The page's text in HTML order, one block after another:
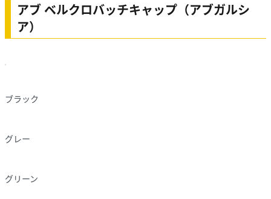
アブ ベルクロバッチキャップ（アブガルシ
ア）
ブラック
グレー
グリーン